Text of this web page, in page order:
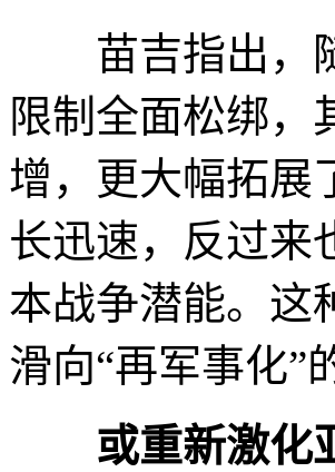
苗吉指出，随
限制全面松绑，
增，更大幅拓展
长迅速，反过来
本战争潜能。这
滑向“再军事化”
或重新激化